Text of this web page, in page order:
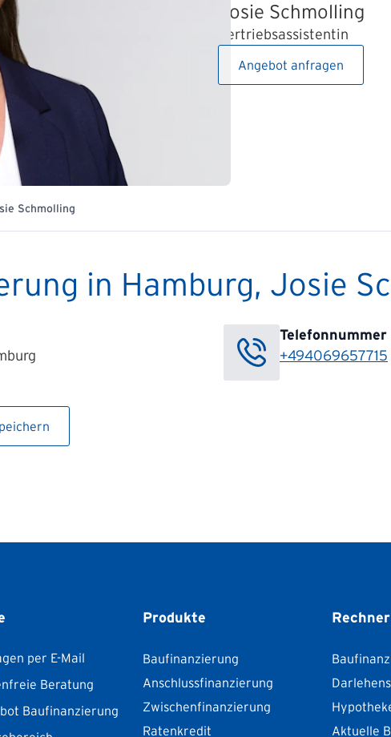
Josie Schmolling
Vertriebsassistentin
Angebot anfragen
Schmolling
in Hamburg, Josie
Telefonnummer
+494069657715
per E-Mail
Beratung
Baufinanzierung
Produkte
Baufinanzierung
Anschlussfinanzierung
Zwischenfinanzierung
Ratenkredit
Rechner
Aktuelle